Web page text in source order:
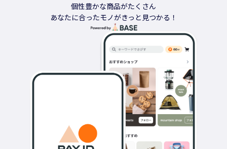
個性豊かな商品がたくさん
あなたに合ったモノがきっと見つかる！